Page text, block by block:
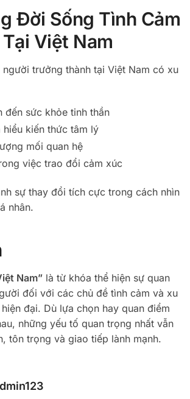
Đời Sống Tình Cảm
Việt Nam
người trưởng thành tại Việt Nam có xu
đến sức khỏe tinh thần
hiểu kiến thức tâm lý
mối quan hệ
việc trao đổi cảm xúc
sự thay đổi tích cực trong cách nhìn
nhân.
Nam” là từ khóa thể hiện sự quan
đối với các chủ đề tình cảm và xu
đại. Dù lựa chọn hay quan điểm
những yếu tố quan trọng nhất vẫn
tôn trọng và giao tiếp lành mạnh.